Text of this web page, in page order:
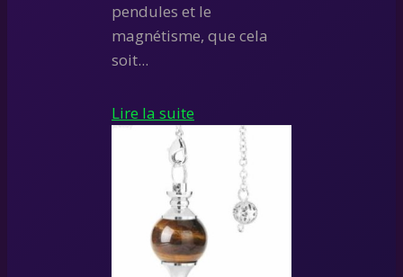
pendules et le
magnétisme, que cela
soit...
Lire la suite